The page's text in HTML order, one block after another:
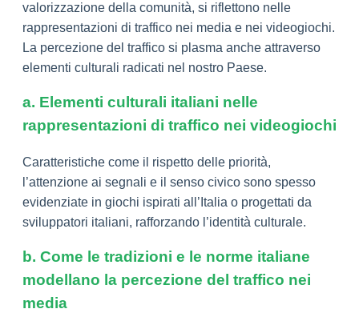
valorizzazione della comunità, si riflettono nelle
rappresentazioni di traffico nei media e nei videogiochi.
La percezione del traffico si plasma anche attraverso
elementi culturali radicati nel nostro Paese.
a. Elementi culturali italiani nelle
rappresentazioni di traffico nei videogiochi
Caratteristiche come il rispetto delle priorità,
l’attenzione ai segnali e il senso civico sono spesso
evidenziate in giochi ispirati all’Italia o progettati da
sviluppatori italiani, rafforzando l’identità culturale.
b. Come le tradizioni e le norme italiane
modellano la percezione del traffico nei
media